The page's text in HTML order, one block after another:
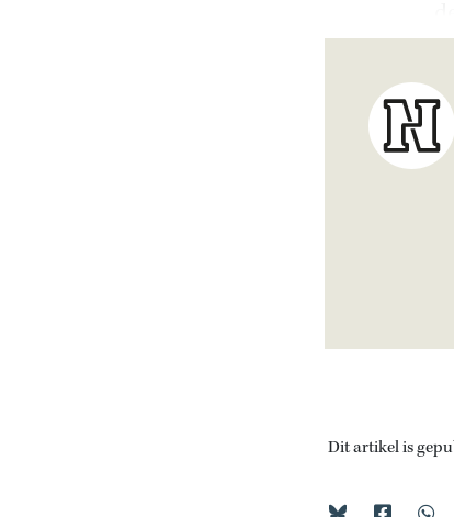
Dit artikel is